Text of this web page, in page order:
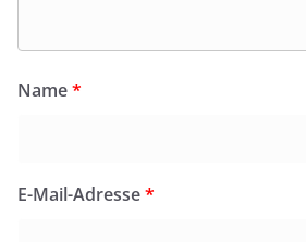
Name*
E-Mail-Adresse*